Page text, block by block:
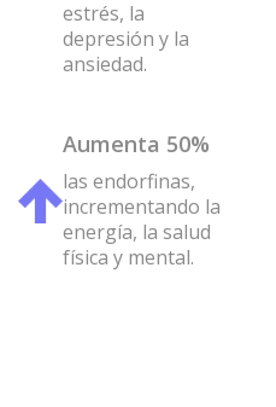
estrés, la
depresión y la
ansiedad.
Aumenta 50%
las endorfinas,
incrementando la
energía, la salud
física y mental.